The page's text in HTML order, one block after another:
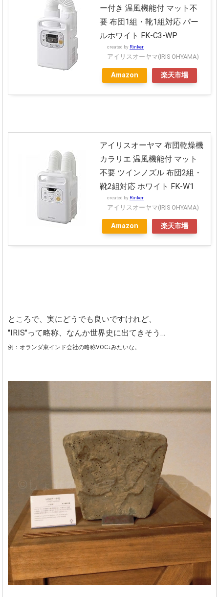
ー付き 温風機能付 マット不
要 布団1組・靴1組対応 パー
ルホワイト FK-C3-WP
created by Rinker
アイリスオーヤマ(IRIS OHYAMA)
Amazon 楽天市場
アイリスオーヤマ 布団乾燥機
カラリエ 温風機能付 マット
不要 ツインノズル 布団2組・
靴2組対応 ホワイト FK-W1
created by Rinker
アイリスオーヤマ(IRIS OHYAMA)
Amazon 楽天市場
ところで、実にどうでも良いですけれど、
"IRIS"って略称、なんか世界史に出てきそう…
例：オランダ東インド会社の略称VOC↓みたいな。